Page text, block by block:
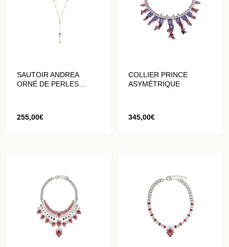
SAUTOIR ANDREA
ORNÉ DE PERLES
255,00€
COLLIER PRINCE
ASYMÉTRIQUE
345,00€